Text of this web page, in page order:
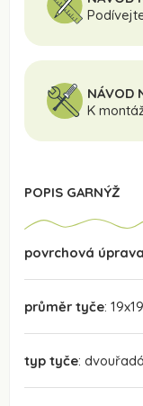
NÁVOD
K
POPIS GARNÝŽ
povrchová
průměr tyče:
typ tyče: